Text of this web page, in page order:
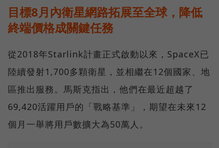
目標8月內衛星網路拓展至全球，降低
終端價格成關鍵任務
從2018年Starlink計畫正式啟動以來，SpaceX已
陸續發射1,700多顆衛星，並相繼在12個國家、地
區推出服務。馬斯克指出，他們在最近超越了
69,420活躍用戶的「戰略基準」，期望在未來12
個月一舉將用戶數擴大為50萬人。